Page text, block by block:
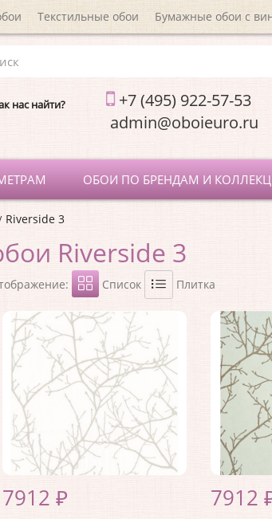
Текстильные обои Бумажные обои с
нас найти?
+7 (495) 922-57-53
ОБОИ ПО БРЕНДАМ И
Riverside 3
Riverside 3
Список Плитка
7912 ₽ 7912